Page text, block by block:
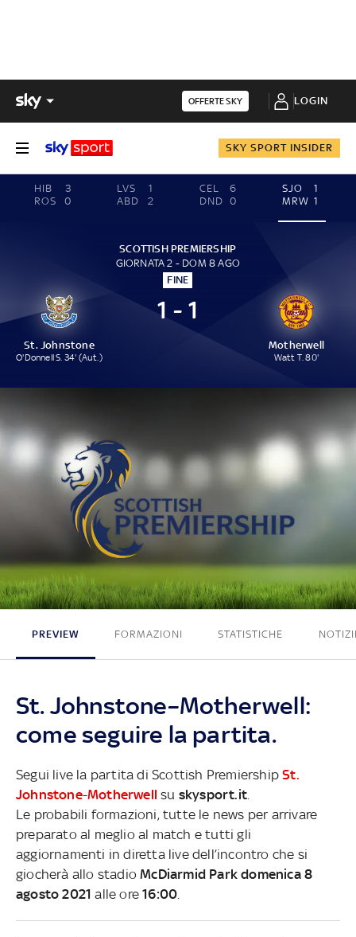
OFFERTE SKY LOGIN
SKY SPORT INSIDER
HIB
3
ROS
0
LVS
1
ABD
2
CEL
6
DND 0
SJO
1
MRW 1
SCOTTISH PREMIERSHIP
GIORNATA 2 - DOM 8 AGO
FINE
St. Johnstone
O'Donnell S. 34' (Aut.)
1 - 1
Motherwell
Watt T. 80'
1 - 1
PREVIEW FORMAZIONI STATISTICHE
St. Johnstone–Motherwell:
come seguire la partita.
Segui live la partita di Scottish PremiershipSt.
Johnstone-Motherwell su skysport.it
Le probabili formazioni, tutte le news per arrivare
preparato al meglio al match e tutti gli
aggiornamenti in diretta live dell’incontro che si
giocherà allo stadioMcDiarmid Park domenica 8
agosto 2021 alle ore16:00